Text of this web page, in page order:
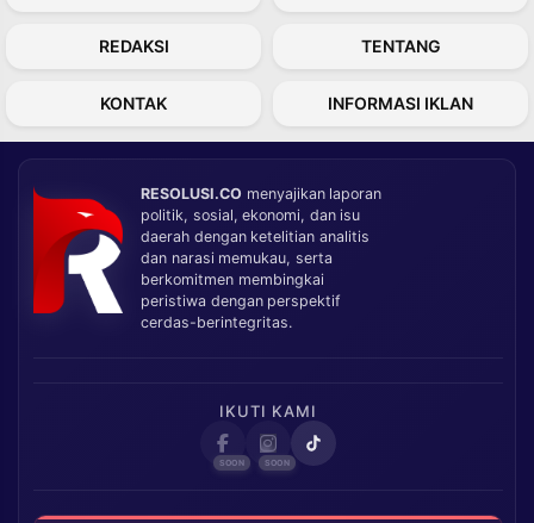
REDAKSI TENTANG
KONTAK INFORMASI IKLAN
RESOLUSI.CO menyajikan laporan
politik, sosial, ekonomi, dan isu
daerah dengan ketelitian analitis
dan narasi memukau, serta
berkomitmen membingkai
peristiwa dengan perspektif
cerdas-berintegritas.
IKUTI KAMI